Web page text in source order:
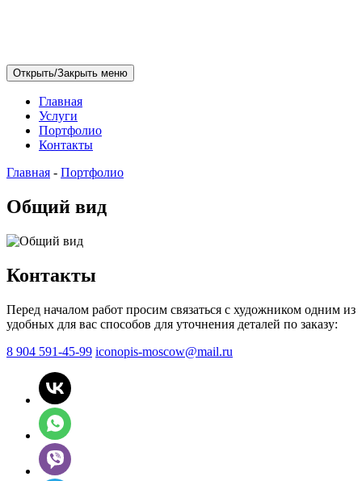
Открыть/Закрыть меню
Главная
Услуги
Портфолио
Контакты
Главная - Портфолио
Общий вид
Контакты
Перед началом работ просим связаться с художником одним из
удобных для вас способов для уточнения деталей по заказу:
8 904 591-45-99 iconopis-moscow@mail.ru